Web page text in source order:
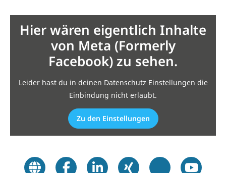
Hier wären eigentlich Inhalte
von Meta (Formerly
Facebook) zu sehen.
Leider hast du in deinen Datenschutz Einstellungen die
Einbindung nicht erlaubt.
Zu den Einstellungen